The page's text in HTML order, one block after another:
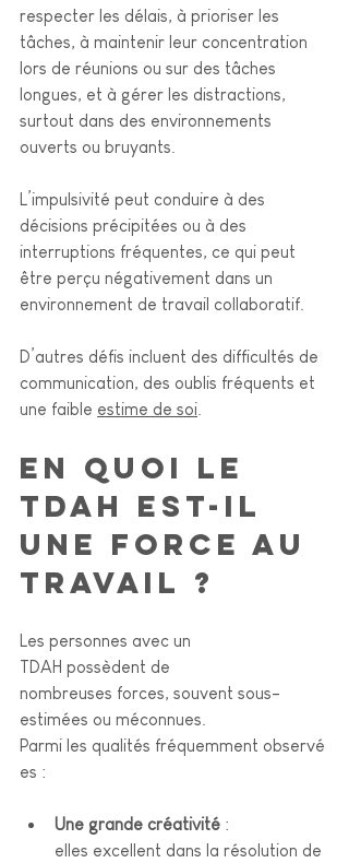
respecter les délais, à prioriser les
tâches, à maintenir leur concentration
lors de réunions ou sur des tâches
longues, et à gérer les distractions,
surtout dans des environnements
ouverts ou bruyants.
L’impulsivité peut conduire à des
décisions précipitées ou à des
interruptions fréquentes, ce qui peut
être perçu négativement dans un
environnement de travail collaboratif.
D’autres défis incluent des difficultés de
communication, des oublis fréquents et
une faible estime de soi
En quoi le
TDAH est-il
une force au
travail ?
Les personnes avec un
TDAH possèdent de
nombreuses forces, souvent sous-
estimées ou méconnues.
Parmi les qualités fréquemment observé
es :
Une grande créativité :
elles excellent dans la résolution de